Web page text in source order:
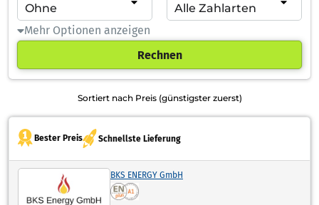
Mehr Optionen anzeigen
Rechnen
Sortiert nach Preis (günstigster zuerst)
Bester Preis Schnellste Lieferung
BKS ENERGY GmbH